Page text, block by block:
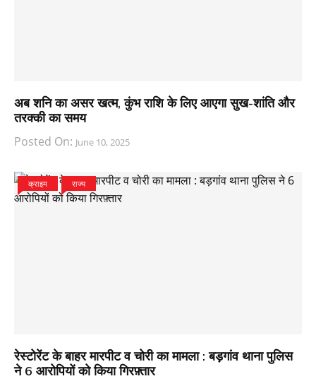
अब शनि का असर खत्म, कुंभ राशि के लिए आएगा सुख-शांति और
तरक्की का समय
Posted On: June 10, 2025
क्राइम राज्य
रेस्टोरेंट के बाहर मारपीट व चोरी का मामला : बड़गांव थाना पुलिस
ने 6 आरोपियों को किया गिरफ़्तार